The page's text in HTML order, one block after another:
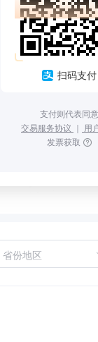
扫码支付
支付则代表同意
交易服务协议 ｜ 用
发票获取
省份地区